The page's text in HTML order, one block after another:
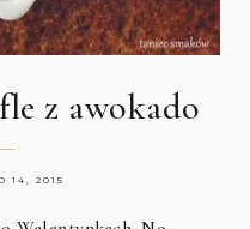
z awokado
14, 2015